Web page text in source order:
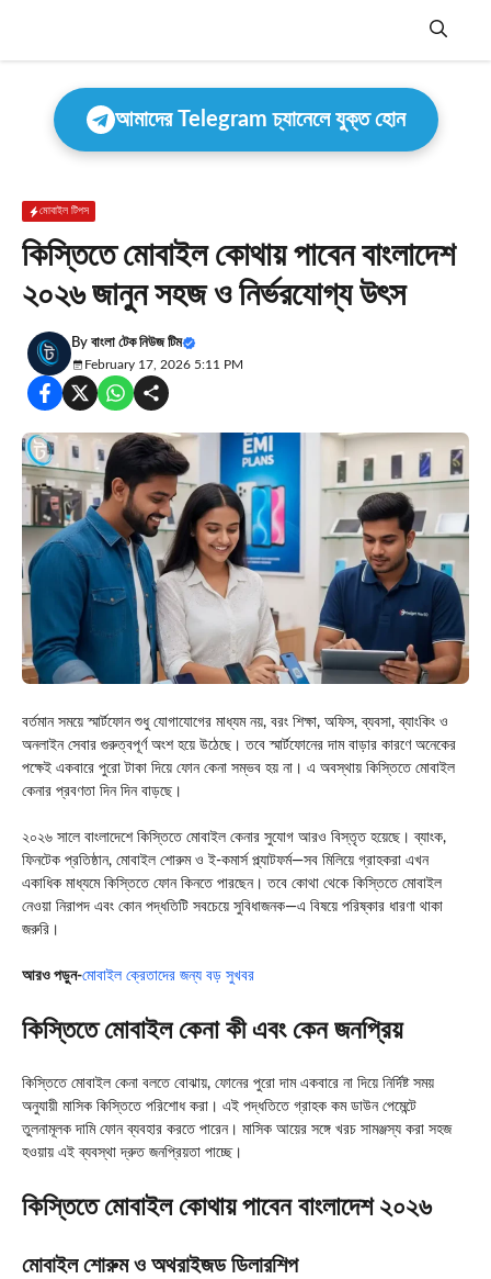
Menu
আমাদের Telegram চ্যানেলে যুক্ত হোন
মোবাইল টিপস
কিস্তিতে মোবাইল কোথায় পাবেন বাংলাদেশ
২০২৬ জানুন সহজ ও নির্ভরযোগ্য উৎস
By বাংলা টেক নিউজ টিম
February 17, 2026 5:11 PM
বর্তমান সময়ে স্মার্টফোন শুধু যোগাযোগের মাধ্যম নয়, বরং শিক্ষা, অফিস, ব্যবসা, ব্যাংকিং ও
অনলাইন সেবার গুরুত্বপূর্ণ অংশ হয়ে উঠেছে। তবে স্মার্টফোনের দাম বাড়ার কারণে অনেকের
পক্ষেই একবারে পুরো টাকা দিয়ে ফোন কেনা সম্ভব হয় না। এ অবস্থায় কিস্তিতে মোবাইল
কেনার প্রবণতা দিন দিন বাড়ছে।
২০২৬ সালে বাংলাদেশে কিস্তিতে মোবাইল কেনার সুযোগ আরও বিস্তৃত হয়েছে। ব্যাংক,
ফিনটেক প্রতিষ্ঠান, মোবাইল শোরুম ও ই-কমার্স প্ল্যাটফর্ম—সব মিলিয়ে গ্রাহকরা এখন
একাধিক মাধ্যমে কিস্তিতে ফোন কিনতে পারছেন। তবে কোথা থেকে কিস্তিতে মোবাইল
নেওয়া নিরাপদ এবং কোন পদ্ধতিটি সবচেয়ে সুবিধাজনক—এ বিষয়ে পরিষ্কার ধারণা থাকা
জরুরি।
আরও পড়ুন-মোবাইল ক্রেতাদের জন্য বড় সুখবর
কিস্তিতে মোবাইল কেনা কী এবং কেন জনপ্রিয়
কিস্তিতে মোবাইল কেনা বলতে বোঝায়, ফোনের পুরো দাম একবারে না দিয়ে নির্দিষ্ট সময়
অনুযায়ী মাসিক কিস্তিতে পরিশোধ করা। এই পদ্ধতিতে গ্রাহক কম ডাউন পেমেন্টে
তুলনামূলক দামি ফোন ব্যবহার করতে পারেন। মাসিক আয়ের সঙ্গে খরচ সামঞ্জস্য করা সহজ
হওয়ায় এই ব্যবস্থা দ্রুত জনপ্রিয়তা পাচ্ছে।
কিস্তিতে মোবাইল কোথায় পাবেন বাংলাদেশ ২০২৬
মোবাইল শোরুম ও অথরাইজড ডিলারশিপ